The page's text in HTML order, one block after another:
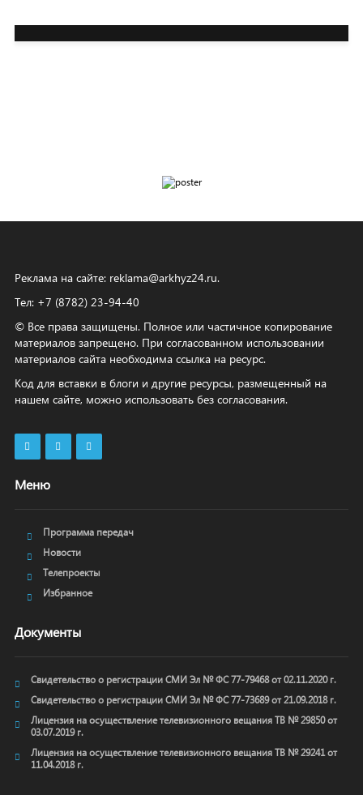
Реклама на сайте: reklama@arkhyz24.ru.
Тел: +7 (8782) 23‑94‑40
© Все права защищены. Полное или частичное копирование
материалов запрещено. При согласованном использовании
материалов сайта необходима ссылка на ресурс.
Код для вставки в блоги и другие ресурсы, размещенный на
нашем сайте, можно использовать без согласования.
Меню
Программа передач
Новости
Телепроекты
Избранное
Документы
Свидетельство о регистрации СМИ Эл № ФС 77-79468 от 02.11.2020 г.
Свидетельство о регистрации СМИ Эл № ФС 77-73689 от 21.09.2018 г.
Лицензия на осуществление телевизионного вещания ТВ № 29850 от
03.07.2019 г.
Лицензия на осуществление телевизионного вещания ТВ № 29241 от
11.04.2018 г.